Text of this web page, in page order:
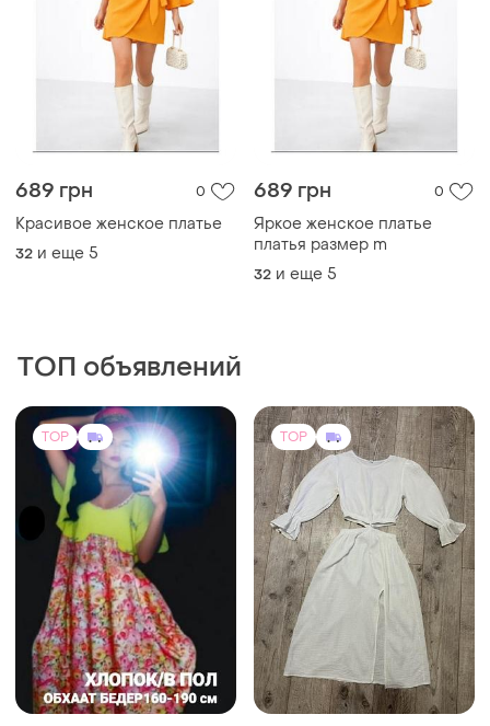
689 грн 0
Красивое женское платье
32 и еще 5
689 грн 0
Яркое женское платье
платья размер m
32 и еще 5
ТОП объявлений
TOP TOP